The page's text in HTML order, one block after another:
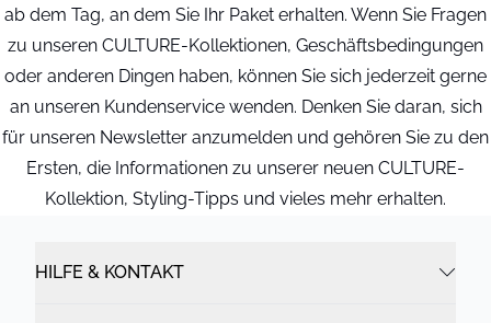
ab dem Tag, an dem Sie Ihr Paket erhalten. Wenn Sie Fragen
zu unseren CULTURE-Kollektionen, Geschäftsbedingungen
oder anderen Dingen haben, können Sie sich jederzeit gerne
an unseren Kundenservice wenden. Denken Sie daran, sich
für unseren Newsletter anzumelden und gehören Sie zu den
Ersten, die Informationen zu unserer neuen CULTURE-
Kollektion, Styling-Tipps und vieles mehr erhalten.
HILFE & KONTAKT